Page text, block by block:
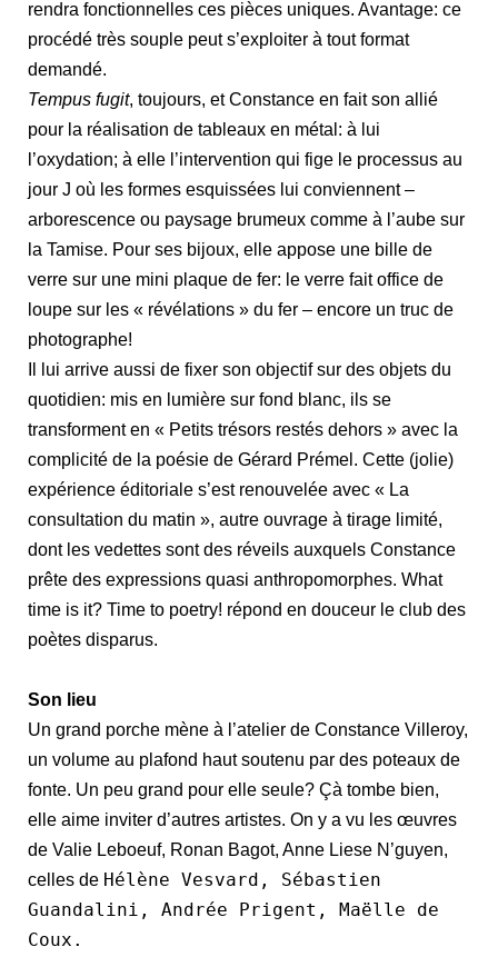
rendra fonctionnelles ces pièces uniques. Avantage: ce
procédé très souple peut s’exploiter à tout format
demandé.
Tempus fugit, toujours, et Constance en fait son allié
pour la réalisation de tableaux en métal: à lui
l’oxydation; à elle l’intervention qui fige le processus au
jour J où les formes esquissées lui conviennent –
arborescence ou paysage brumeux comme à l’aube sur
la Tamise. Pour ses bijoux, elle appose une bille de
verre sur une mini plaque de fer: le verre fait office de
loupe sur les « révélations » du fer – encore un truc de
photographe!
Il lui arrive aussi de fixer son objectif sur des objets du
quotidien: mis en lumière sur fond blanc, ils se
transforment en « Petits trésors restés dehors » avec la
complicité de la poésie de Gérard Prémel. Cette (jolie)
expérience éditoriale s’est renouvelée avec « La
consultation du matin », autre ouvrage à tirage limité,
dont les vedettes sont des réveils auxquels Constance
prête des expressions quasi anthropomorphes. What
time is it? Time to poetry! répond en douceur le club des
poètes disparus.
Son lieu
Un grand porche mène à l’atelier de Constance Villeroy,
un volume au plafond haut soutenu par des poteaux de
fonte. Un peu grand pour elle seule? Çà tombe bien,
elle aime inviter d’autres artistes. On y a vu les œuvres
de Valie Leboeuf, Ronan Bagot, Anne Liese N’guyen,
celles de Hélène Vesvard, Sébastien
Guandalini, Andrée Prigent, Maëlle de
Coux.